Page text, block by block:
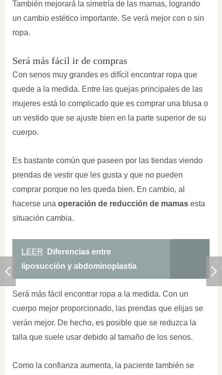
También mejorará la simetría de las mamas, logrando
un cambio estético importante. Se verá mejor con o sin
ropa.
Será más fácil ir de compras
Con senos muy grandes es difícil encontrar ropa que
quede a la medida. Entre las quejas principales de las
mujeres está lo complicado que es comprar una blusa o
un vestido que se ajuste bien en la parte superior de su
cuerpo.
Es bastante común que paseen por las tiendas viendo
prendas de vestir que les gusta y que no pueden
comprar porque no les queda bien. En cambio, al
hacerse una operación de reducción de mamasesta
situación cambia.
LEER
Diferencias entre
liposucción y abdominoplastia
Será más fácil encontrar ropa a la medida. Con un
cuerpo mejor proporcionado, las prendas que elijas se
verán mejor. De hecho, es posible que se reduzca la
talla que suele usar debido al tamaño de los senos.
Como la confianza aumenta, la paciente también se